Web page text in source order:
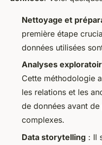
Nettoyage et
première étape
données utilisées
Analyses
Cette méthodologie
les relations et les
de données avant
complexes.
Data storytelling : Il